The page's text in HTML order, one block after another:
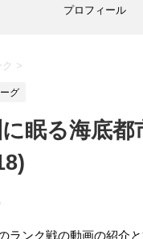
プロフィール
>
グ
に眠る海底
ランク戦の動画の紹介